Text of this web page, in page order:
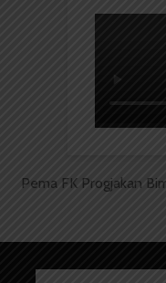
Pema FK Progjakan